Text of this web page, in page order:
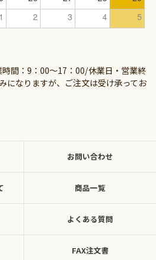
間：9：00～17：00/休業日・営業終
になりますが、ご注文は受け承ってお
お問い合わせ
商品一覧
よくある質問
FAX注文書